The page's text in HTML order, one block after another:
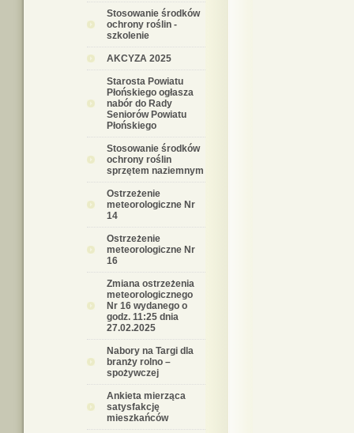
Stosowanie środków
ochrony roślin -
szkolenie
AKCYZA 2025
Starosta Powiatu
Płońskiego ogłasza
nabór do Rady
Seniorów Powiatu
Płońskiego
Stosowanie środków
ochrony roślin
sprzętem naziemnym
Ostrzeżenie
meteorologiczne Nr
14
Ostrzeżenie
meteorologiczne Nr
16
Zmiana ostrzeżenia
meteorologicznego
Nr 16 wydanego o
godz. 11:25 dnia
27.02.2025
Nabory na Targi dla
branży rolno –
spożywczej
Ankieta mierząca
satysfakcję
mieszkańców